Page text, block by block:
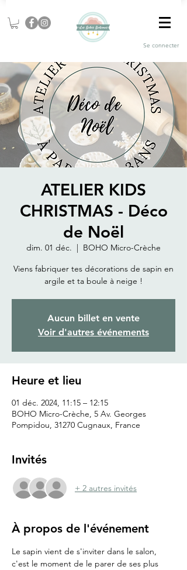
Se connecter
ATELIER KIDS
CHRISTMAS - Déco
de Noël
dim. 01 déc.
  |
BOHO Micro-Crèche
Viens fabriquer tes décorations de sapin en
argile et ta boule à neige !
Aucun billet en vente
Voir d'autres événements
Heure et lieu
01 déc. 2024, 11:15 – 12:15
BOHO Micro-Crèche, 5 Av. Georges
Pompidou, 31270 Cugnaux, France
Invités
+ 2 autres invités
À propos de l'événement
Le sapin vient de s'inviter dans le salon,
c'est le moment de le parer de ses plus